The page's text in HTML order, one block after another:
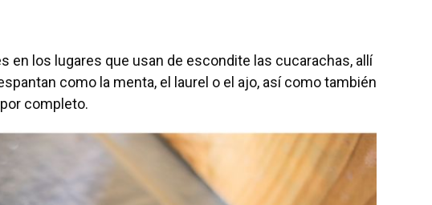
en los lugares que usan de escondite las cucarachas, allí
como la menta, el laurel o el ajo, así como también
completo.